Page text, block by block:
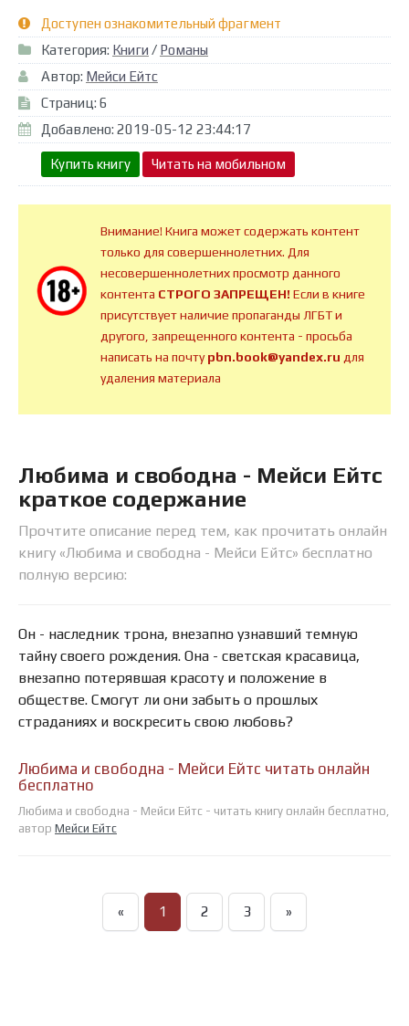
Доступен ознакомительный фрагмент
Категория: Книги / Романы
Автор: Мейси Ейтс
Страниц: 6
Добавлено: 2019-05-12 23:44:17
Купить книгу Читать на мобильном
Внимание! Книга может содержать контент
только для совершеннолетних. Для
несовершеннолетних просмотр данного
контента СТРОГО ЗАПРЕЩЕН!Если в книге
присутствует наличие пропаганды ЛГБТ и
другого, запрещенного контента - просьба
написать на почтуpbn.book@yandex.ru для
удаления материала
Любима и свободна - Мейси Ейтс
краткое содержание
Прочтите описание перед тем, как прочитать онлайн
книгу «Любима и свободна - Мейси Ейтс» бесплатно
полную версию:
Он - наследник трона, внезапно узнавший темную
тайну своего рождения. Она - светская красавица,
внезапно потерявшая красоту и положение в
обществе. Смогут ли они забыть о прошлых
страданиях и воскресить свою любовь?
Любима и свободна - Мейси Ейтс читать онлайн
бесплатно
Любима и свободна - Мейси Ейтс - читать книгу онлайн бесплатно,
автор Мейси Ейтс
« 1 2 3 »